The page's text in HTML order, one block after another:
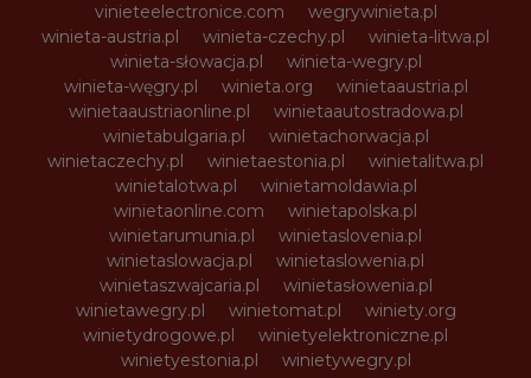
vinieteelectronice.com
wegrywinieta.pl
winieta-austria.pl
winieta-czechy.pl
winieta-litwa.pl
winieta-słowacja.pl
winieta-wegry.pl
winieta-węgry.pl
winieta.org
winietaaustria.pl
winietaaustriaonline.pl
winietaautostradowa.pl
winietabulgaria.pl
winietachorwacja.pl
winietaczechy.pl
winietaestonia.pl
winietalitwa.pl
winietalotwa.pl
winietamoldawia.pl
winietaonline.com
winietapolska.pl
winietarumunia.pl
winietaslovenia.pl
winietaslowacja.pl
winietaslowenia.pl
winietaszwajcaria.pl
winietasłowenia.pl
winietawegry.pl
winietomat.pl
winiety.org
winietydrogowe.pl
winietyelektroniczne.pl
winietyestonia.pl
winietywegry.pl